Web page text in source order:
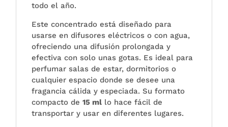
todo el año.
Este concentrado está diseñado para
usarse en difusores eléctricos o con agua,
ofreciendo una difusión prolongada y
efectiva con solo unas gotas. Es ideal para
perfumar salas de estar, dormitorios o
cualquier espacio donde se desee una
fragancia cálida y especiada. Su formato
compacto de15 ml lo hace fácil de
transportar y usar en diferentes lugares.